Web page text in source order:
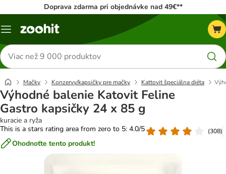
Doprava zdarma pri objednávke nad 49€**
Kategórie
Hľadať
produkty
Mačky Konzervy/kapsičky pre mačky Kattovit špeciálna diéta
Výhodné balenie Katovit Feline
Gastro kapsičky 24 x 85 g
kuracie a ryža
This is a stars rating area from zero to 5: 4.0/5
(308)
Ohodnoťte tento produkt!